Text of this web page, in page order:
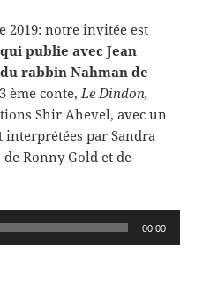
2019: notre invitée est
publie avec Jean
rabbin Nahman de
ème conte,Le Dindon,
Shir Ahevel, avec un
interprétées par Sandra
Ronny Gold et de
00:00